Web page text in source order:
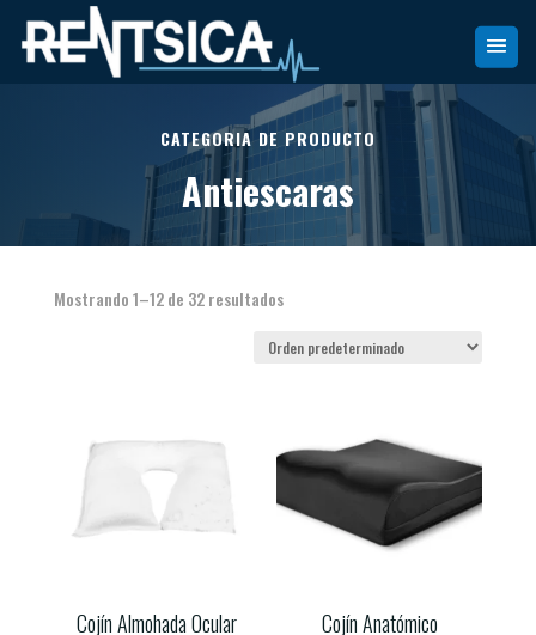
CATEGORIA DE PRODUCTO
Antiescaras
Mostrando 1–12 de 32 resultados
Cojín Almohada Ocular Cojín Anatómico